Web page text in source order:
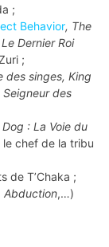
;
Behavior, The
Le Dernier Roi
;
des singes, King
des
Dog : La Voie du
le chef de la tribu
de T’Chaka ;
Abduction,…)